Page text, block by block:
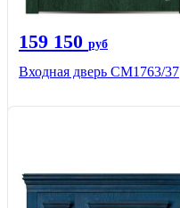
159 150 руб
Входная дверь СМ1763/37